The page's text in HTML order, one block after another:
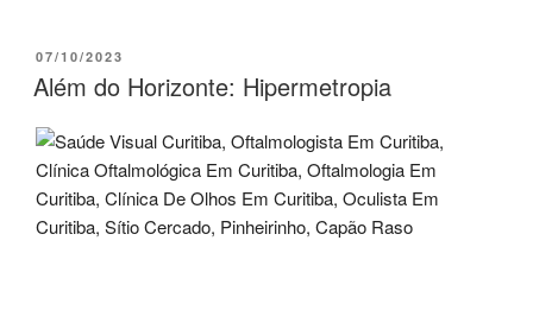
07/10/2023
Além do Horizonte: Hipermetropia